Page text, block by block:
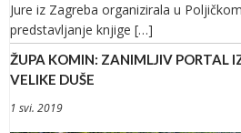
Jure iz Zagreba organizirala u
predstavljanje knjige […]
ŽUPA KOMIN: ZANIMLJIV PORTAL
VELIKE DUŠE
1 svi. 2019